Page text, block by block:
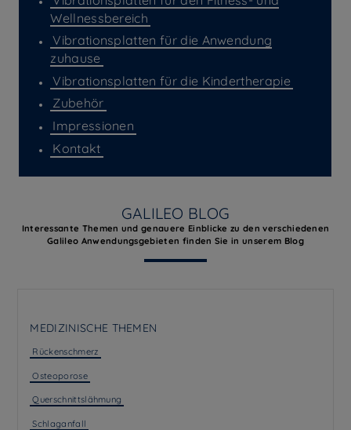
Wellnessbereich
Vibrationsplatten für die Anwendung
zuhause
Vibrationsplatten für die Kindertherapie
Zubehör
Impressionen
Kontakt
GALILEO BLOG
Interessante Themen und genauere Einblicke zu den verschiedenen
Galileo Anwendungsgebieten finden Sie in unserem Blog
MEDIZINISCHE THEMEN
Rückenschmerz
Osteoporose
Querschnittslähmung
Schlaganfall